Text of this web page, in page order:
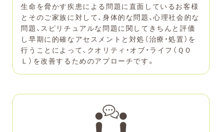
生命を脅かす疾患による問題に直面しているお客様
とそのご家族に対して、身体的な問題、心理社会的な
問題、スピリチュアルな問題に関してきちんと評価
し早期に的確なアセスメントと対処（治療・処置）を
行うことによって、クオリティ・オブ・ライフ（ＱＯ
Ｌ）を改善するためのアプローチです。